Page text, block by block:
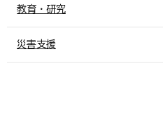
教育・研究
災害支援